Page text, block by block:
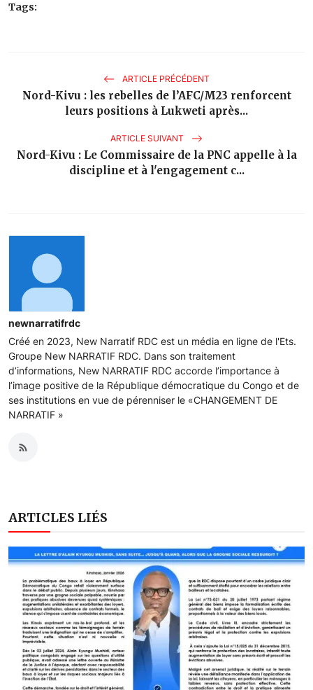
Tags:
ARTICLE PRÉCÉDENT
Nord-Kivu : les rebelles de l’AFC/M23 renforcent
leurs positions à Lukweti après...
ARTICLE SUIVANT
Nord-Kivu : Le Commissaire de la PNC appelle à la
discipline et à l'engagement c...
newnarratifrdc
Créé en 2023, New Narratif RDC est un média en ligne de l'Ets.
Groupe New NARRATIF RDC. Dans son traitement
d’informations, New NARRATIF RDC accorde l’importance à
l’image positive de la République démocratique du Congo et de
ses institutions en vue de pérenniser le «CHANGEMENT DE
NARRATIF »
ARTICLES LIÉS